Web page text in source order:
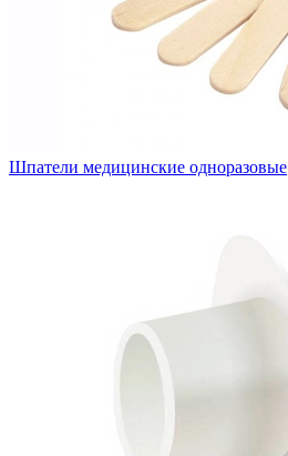
Шпатели медицинские одноразовые